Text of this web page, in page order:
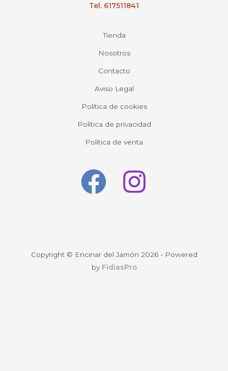
Tel. 617511841
Tienda
Nosotros
Contacto
Aviso Legal
Política de cookies
Política de privacidad
Política de venta
Copyright © Encinar del Jamón 2026 - Powered
by FidiasPro